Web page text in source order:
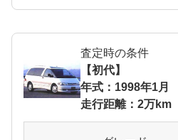
査定時の条件
【初代】
年式：1998年1月
走行距離：2万km